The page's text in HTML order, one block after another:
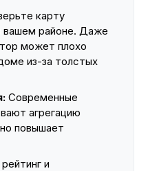
карту
вашем районе. Даже
может плохо
из-за толстых
Современные
агрегацию
повышает
и